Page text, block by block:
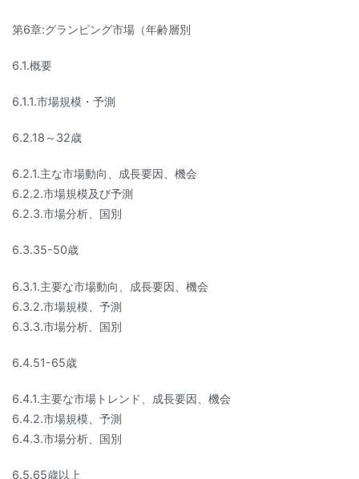
第6章:グランピング市場（年齢層別
6.1.概要
6.1.1.市場規模・予測
6.2.18～32歳
6.2.1.主な市場動向、成長要因、機会
6.2.2.市場規模及び予測
6.2.3.市場分析、国別
6.3.35-50歳
6.3.1.主要な市場動向、成長要因、機会
6.3.2.市場規模、予測
6.3.3.市場分析、国別
6.4.51-65歳
6.4.1.主要な市場トレンド、成長要因、機会
6.4.2.市場規模、予測
6.4.3.市場分析、国別
6.5.65歳以上